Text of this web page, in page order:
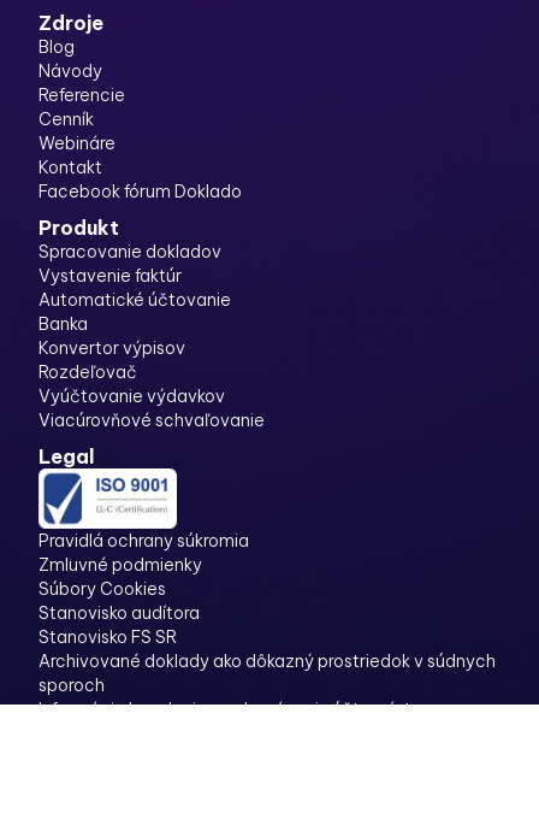
Zdroje
Blog
Návody
Referencie
Cenník
Webináre
Kontakt
Facebook fórum Doklado
Produkt
Spracovanie dokladov
Vystavenie faktúr
Automatické účtovanie
Banka
Konvertor výpisov
Rozdeľovač
Vyúčtovanie výdavkov
Viacúrovňové schvaľovanie
Legal
Pravidlá ochrany súkromia
Zmluvné podmienky
Súbory Cookies
Stanovisko audítora
Stanovisko FS SR
Archivované doklady ako dôkazný prostriedok v súdnych
sporoch
Informácia k vedeniu a uchovávaniu účtovníctva v